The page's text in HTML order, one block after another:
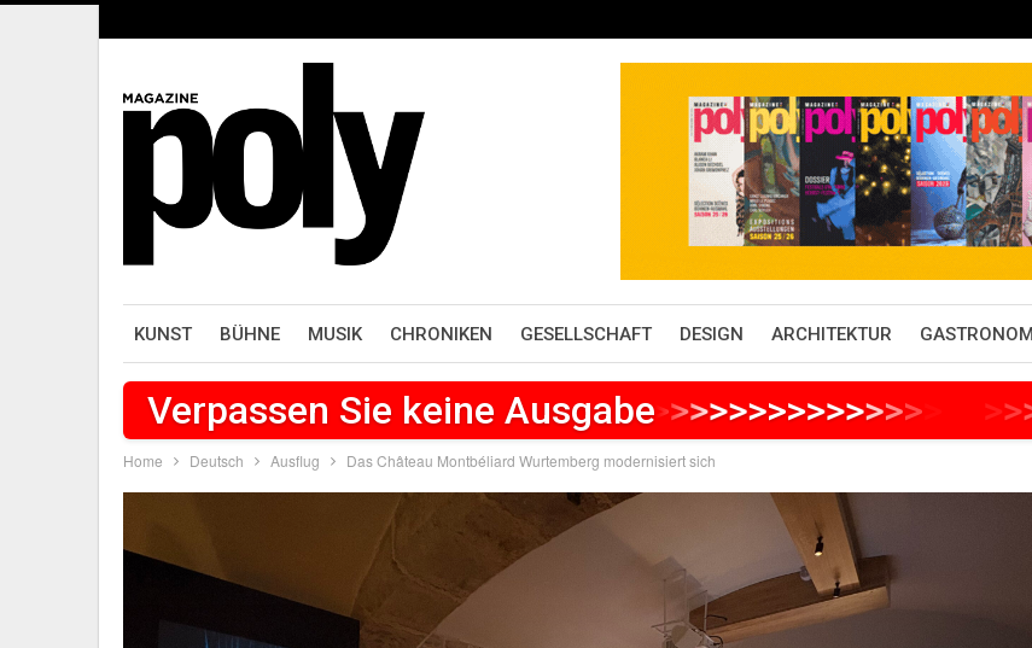
KUNST BÜHNE MUSIK CHRONIKEN GESELLSCHAFT DESIGN ARCHITEKTUR
Verpassen Sie keine Ausgabe>>>>>>>>>>>>>> >>>
Home Deutsch Ausflug Das Château Montbéliard Wurtemberg modernisiert sich